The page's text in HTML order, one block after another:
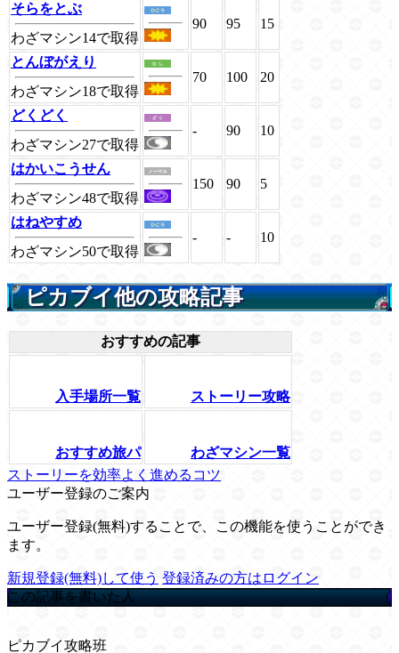
そらをとぶ
わざマシン14で取得
90 95 15
とんぼがえり
わざマシン18で取得
70 100 20
どくどく
わざマシン27で取得
- 90 10
はかいこうせん
わざマシン48で取得
150 90 5
はねやすめ
わざマシン50で取得
- - 10
ピカブイ他の攻略記事
おすすめの記事
入手場所一覧 ストーリー攻略
おすすめ旅パ
わざマシン一覧
ストーリーを効率よく進めるコツ
ユーザー登録のご案内
ユーザー登録(無料)することで、この機能を使うことができ
ます。
新規登録(無料)して使う 登録済みの方はログイン
この記事を書いた人
ピカブイ攻略班